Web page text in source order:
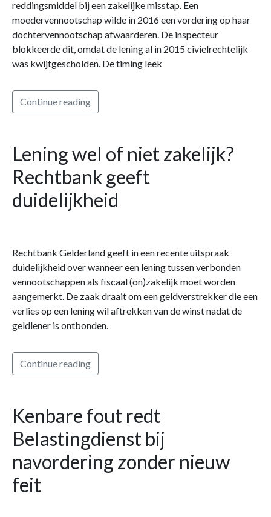
reddingsmiddel bij een zakelijke misstap. Een
moedervennootschap wilde in 2016 een vordering op haar
dochtervennootschap afwaarderen. De inspecteur
blokkeerde dit, omdat de lening al in 2015 civielrechtelijk
was kwijtgescholden. De timing leek
Continue reading
Lening wel of niet zakelijk?
Rechtbank geeft
duidelijkheid
Rechtbank Gelderland geeft in een recente uitspraak
duidelijkheid over wanneer een lening tussen verbonden
vennootschappen als fiscaal (on)zakelijk moet worden
aangemerkt. De zaak draait om een geldverstrekker die een
verlies op een lening wil aftrekken van de winst nadat de
geldlener is ontbonden.
Continue reading
Kenbare fout redt
Belastingdienst bij
navordering zonder nieuw
feit